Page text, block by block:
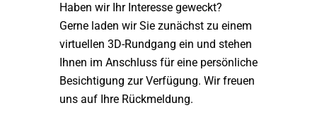
Haben wir Ihr Interesse geweckt?
Gerne laden wir Sie zunächst zu einem
virtuellen 3D-Rundgang ein und stehen
Ihnen im Anschluss für eine persönliche
Besichtigung zur Verfügung. Wir freuen
uns auf Ihre Rückmeldung.